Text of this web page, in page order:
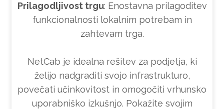
Prilagodljivost trgu: Enostavna prilagoditev
funkcionalnosti lokalnim potrebam in
zahtevam trga.
NetCab je idealna rešitev za podjetja, ki
želijo nadgraditi svojo infrastrukturo,
povečati učinkovitost in omogočiti vrhunsko
uporabniško izkušnjo. Pokažite svojim